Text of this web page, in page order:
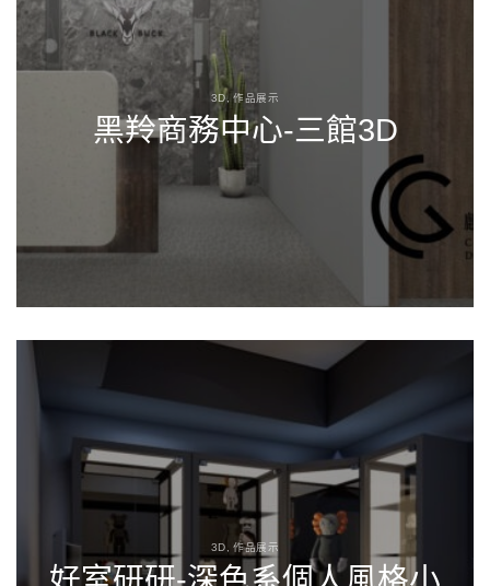
3D, 作品展示
黑羚商務中心-三館3D
3D, 作品展示